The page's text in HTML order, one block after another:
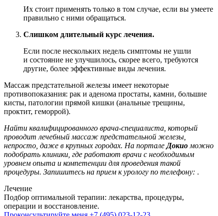
Их стоит применять только в том случае, если вы умеете
правильно с ними обращаться.
Слишком длительный курс лечения.
Если после нескольких недель симптомы не ушли
и состояние не улучшилось, скорее всего, требуются
другие, более эффективные виды лечения.
Массаж предстательной железы имеет некоторые
противопоказания: рак и аденома простаты, камни, большие
кисты, патологии прямой кишки (анальные трещины,
проктит, геморрой).
Найти квалифицированного врача-специалиста, который
проводит лечебный массаж предстательной железы,
непросто, даже в крупных городах. На портале Докио можно
подобрать клиники, где работают врачи с необходимым
уровнем опыта и компетенции для проведения такой
процедуры. Запишитесь на прием к урологу по телефону: .
Лечение
Подбор оптимальной терапии: лекарства, процедуры,
операции и восстановление.